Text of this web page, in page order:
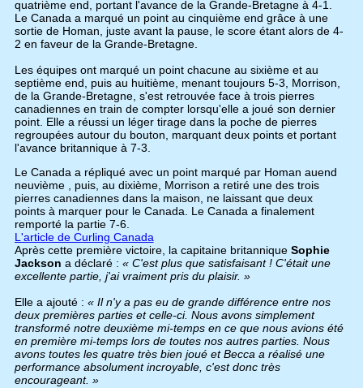
quatrième end, portant l'avance de la Grande-Bretagne à 4-1.
Le Canada a marqué un point au cinquième end grâce à une
sortie de Homan, juste avant la pause, le score étant alors de 4-
2 en faveur de la Grande-Bretagne.
Les équipes ont marqué un point chacune au sixième et au
septième end, puis au huitième, menant toujours 5-3, Morrison,
de la Grande-Bretagne, s'est retrouvée face à trois pierres
canadiennes en train de compter lorsqu'elle a joué son dernier
point. Elle a réussi un léger tirage dans la poche de pierres
regroupées autour du bouton, marquant deux points et portant
l'avance britannique à 7-3.
Le Canada a répliqué avec un point marqué par Homan auend
neuvième , puis, au dixième, Morrison a retiré une des trois
pierres canadiennes dans la maison, ne laissant que deux
points à marquer pour le Canada. Le Canada a finalement
remporté la partie 7-6.
L'article de Curling Canada
Après cette première victoire, la capitaine britannique Sophie
Jackson a déclaré : « C'est plus que satisfaisant ! C'était une
excellente partie, j'ai vraiment pris du plaisir. »
Elle a ajouté : « Il n'y a pas eu de grande différence entre nos
deux premières parties et celle-ci. Nous avons simplement
transformé notre deuxième mi-temps en ce que nous avions été
en première mi-temps lors de toutes nos autres parties. Nous
avons toutes les quatre très bien joué et Becca a réalisé une
performance absolument incroyable, c'est donc très
encourageant. »